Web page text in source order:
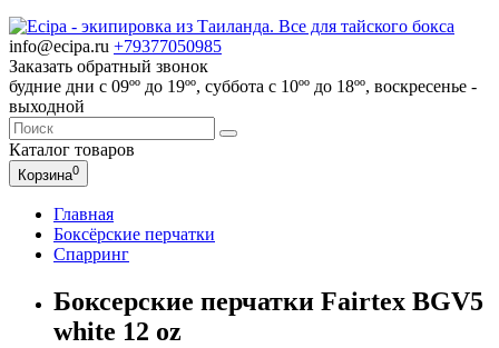
info@ecipa.ru +79377050985
Заказать обратный звонок
будние дни с 09ºº до 19ºº, суббота с 10ºº до 18ºº, воскресенье -
выходной
Каталог товаров
Корзина0
Главная
Боксёрские перчатки
Спарринг
Боксерские перчатки Fairtex BGV5
white 12 oz